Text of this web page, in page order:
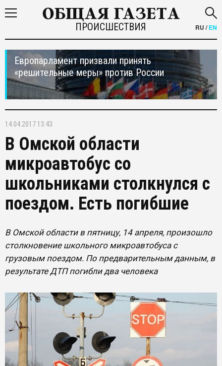
ПРОИСШЕСТВИЯ RU /EN
Европарламент призвали принять
«решительные меры» против России
14.04.2017 13:43
В Омской области
микроавтобус со
школьниками столкнулся с
поездом. Есть погибшие
В Омской области в пятницу, 14 апреля, произошло
столкновение школьного микроавтобуса с
грузовым поездом. По предварительным данным, в
результате ДТП погибли два человека